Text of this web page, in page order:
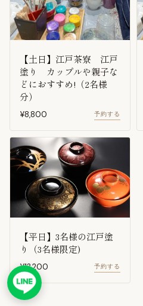
【土日】江戸茶寮 江戸
塗り カップルや親子な
どにおすすめ!（2名様
分）
¥8,800 予約する
【平日】3名様の江戸塗
り（3名様限定)
¥13,200 予約する